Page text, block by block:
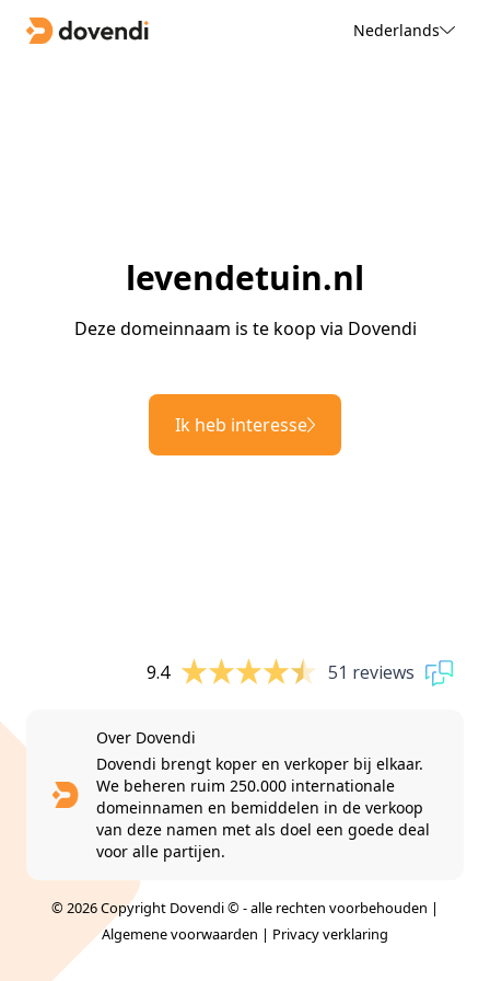
Nederlands
levendetuin.nl
Deze domeinnaam is te koop via Dovendi
Ik heb interesse
9.4 51 reviews
Over Dovendi
Dovendi brengt koper en verkoper bij elkaar.
We beheren ruim 250.000 internationale
domeinnamen en bemiddelen in de verkoop
van deze namen met als doel een goede deal
voor alle partijen.
© 2026 Copyright Dovendi © - alle rechten voorbehouden |
Algemene voorwaarden | Privacy verklaring